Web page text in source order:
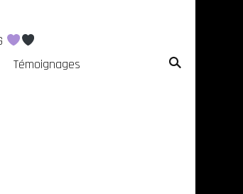
Témoignages